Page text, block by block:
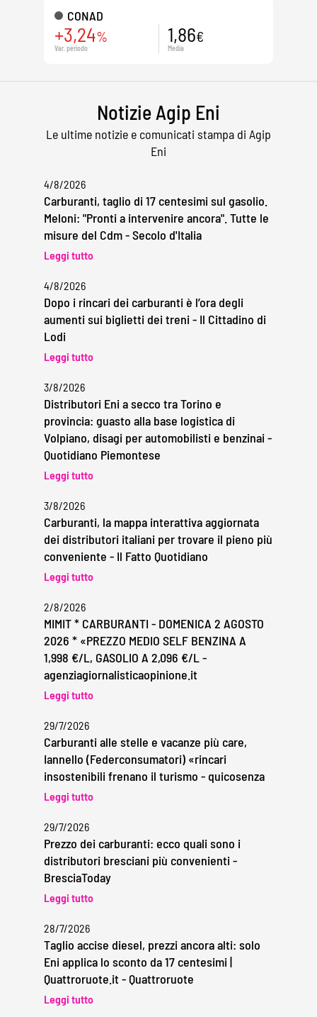
CONAD
+3,24%
Var. periodo
1,86€
Media
Notizie Agip Eni
Le ultime notizie e comunicati stampa di Agip
Eni
4/8/2026
Carburanti, taglio di 17 centesimi sul gasolio.
Meloni: "Pronti a intervenire ancora". Tutte le
misure del Cdm - Secolo d'Italia
Leggi tutto
4/8/2026
Dopo i rincari dei carburanti è l’ora degli
aumenti sui biglietti dei treni - Il Cittadino di
Lodi
Leggi tutto
3/8/2026
Distributori Eni a secco tra Torino e
provincia: guasto alla base logistica di
Volpiano, disagi per automobilisti e benzinai -
Quotidiano Piemontese
Leggi tutto
3/8/2026
Carburanti, la mappa interattiva aggiornata
dei distributori italiani per trovare il pieno più
conveniente - Il Fatto Quotidiano
Leggi tutto
2/8/2026
MIMIT * CARBURANTI - DOMENICA 2 AGOSTO
2026 * «PREZZO MEDIO SELF BENZINA A
1,998 €/L, GASOLIO A 2,096 €/L -
agenziagiornalisticaopinione.it
Leggi tutto
29/7/2026
Carburanti alle stelle e vacanze più care,
Iannello (Federconsumatori) «rincari
insostenibili frenano il turismo - quicosenza
Leggi tutto
29/7/2026
Prezzo dei carburanti: ecco quali sono i
distributori bresciani più convenienti -
BresciaToday
Leggi tutto
28/7/2026
Taglio accise diesel, prezzi ancora alti: solo
Eni applica lo sconto da 17 centesimi |
Quattroruote.it - Quattroruote
Leggi tutto